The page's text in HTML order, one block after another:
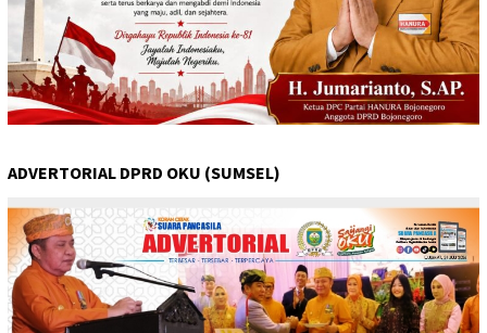
ADVERTORIAL DPRD OKU (SUMSEL)